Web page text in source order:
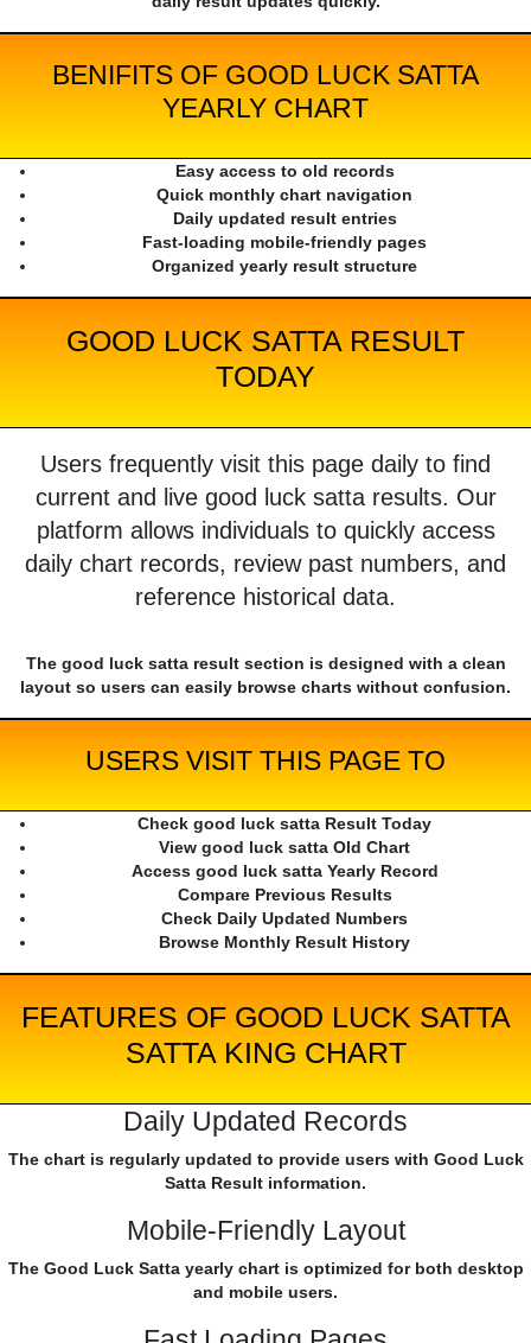
BENIFITS OF GOOD LUCK SATTA
YEARLY CHART
Easy access to old records
Quick monthly chart navigation
Daily updated result entries
Fast-loading mobile-friendly pages
Organized yearly result structure
GOOD LUCK SATTA RESULT
TODAY
Users frequently visit this page daily to find
current and live good luck satta results. Our
platform allows individuals to quickly access
daily chart records, review past numbers, and
reference historical data.
The good luck satta result section is designed with a clean
layout so users can easily browse charts without confusion.
USERS VISIT THIS PAGE TO
Check good luck satta Result Today
View good luck satta Old Chart
Access good luck satta Yearly Record
Compare Previous Results
Check Daily Updated Numbers
Browse Monthly Result History
FEATURES OF GOOD LUCK SATTA
SATTA KING CHART
Daily Updated Records
The chart is regularly updated to provide users with Good Luck
Satta Result information.
Mobile-Friendly Layout
The Good Luck Satta yearly chart is optimized for both desktop
and mobile users.